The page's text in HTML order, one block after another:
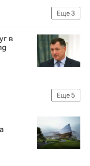
Еще3
в
Еще5
Строим просто: сокращение админбарьеров в строительстве